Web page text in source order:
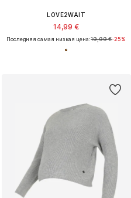
LOVE2WAIT
14,99 €
Последняя самая низкая цена:19,99 €-25%